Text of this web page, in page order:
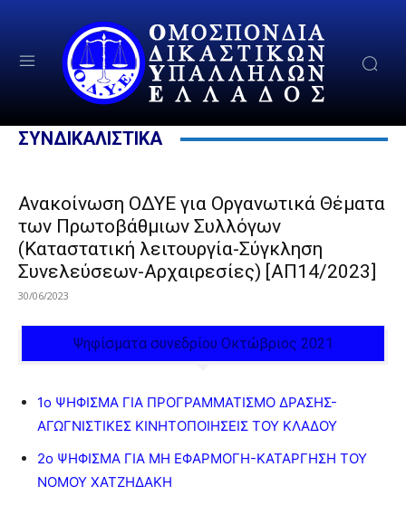
ΣΥΝΔΙΚΑΛΙΣΤΙΚΑ
Ανακοίνωση ΟΔΥΕ για Οργανωτικά Θέματα
των Πρωτοβάθμιων Συλλόγων
(Καταστατική λειτουργία-Σύγκληση
Συνελεύσεων-Αρχαιρεσίες) [ΑΠ14/2023]
30/06/2023
Ψηφίσματα συνεδρίου Οκτώβριος 2021
1ο ΨΗΦΙΣΜΑ ΓΙΑ ΠΡΟΓΡΑΜΜΑΤΙΣΜΟ ΔΡΑΣΗΣ-
ΑΓΩΓΝΙΣΤΙΚΕΣ ΚΙΝΗΤΟΠΟΙΗΣΕΙΣ ΤΟΥ ΚΛΑΔΟΥ
2ο ΨΗΦΙΣΜΑ ΓΙΑ ΜΗ ΕΦΑΡΜΟΓΗ-ΚΑΤΑΡΓΗΣΗ ΤΟΥ
ΝΟΜΟΥ ΧΑΤΖΗΔΑΚΗ